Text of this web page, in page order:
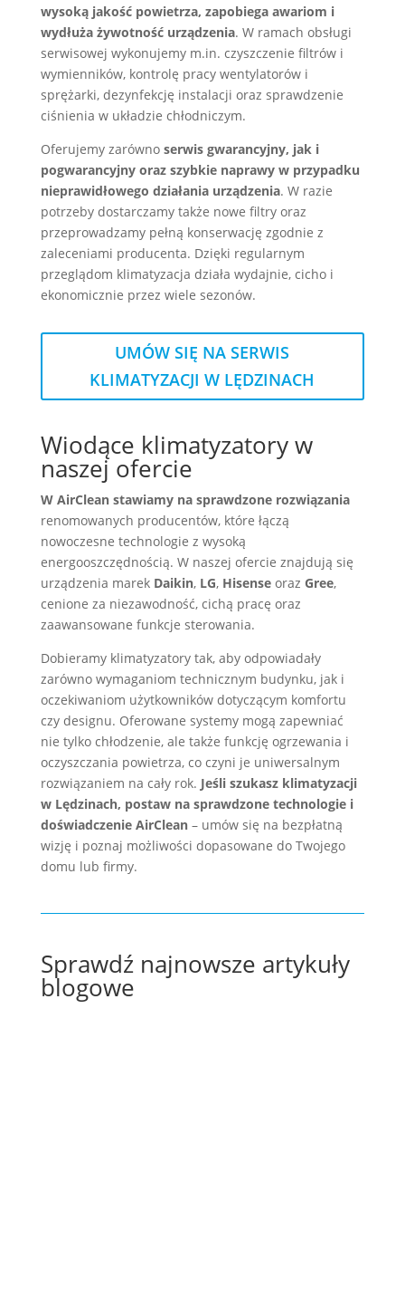
wysoką jakość powietrza, zapobiega awariom i
wydłuża żywotność urządzenia. W ramach obsługi
serwisowej wykonujemy m.in. czyszczenie filtrów i
wymienników, kontrolę pracy wentylatorów i
sprężarki, dezynfekcję instalacji oraz sprawdzenie
ciśnienia w układzie chłodniczym.
Oferujemy zarówno serwis gwarancyjny, jak i
pogwarancyjny oraz szybkie naprawy w przypadku
nieprawidłowego działania urządzenia. W razie
potrzeby dostarczamy także nowe filtry oraz
przeprowadzamy pełną konserwację zgodnie z
zaleceniami producenta. Dzięki regularnym
przeglądom klimatyzacja działa wydajnie, cicho i
ekonomicznie przez wiele sezonów.
UMÓW SIĘ NA SERWIS
KLIMATYZACJI W LĘDZINACH
Wiodące klimatyzatory w
naszej ofercie
W AirClean stawiamy na sprawdzone rozwiązania
renomowanych producentów, które łączą
nowoczesne technologie z wysoką
energooszczędnością. W naszej ofercie znajdują się
urządzenia marek Daikin, LG, Hisenseoraz Gree,
cenione za niezawodność, cichą pracę oraz
zaawansowane funkcje sterowania.
Dobieramy klimatyzatory tak, aby odpowiadały
zarówno wymaganiom technicznym budynku, jak i
oczekiwaniom użytkowników dotyczącym komfortu
czy designu. Oferowane systemy mogą zapewniać
nie tylko chłodzenie, ale także funkcję ogrzewania i
oczyszczania powietrza, co czyni je uniwersalnym
rozwiązaniem na cały rok. Jeśli szukasz klimatyzacji
w Lędzinach, postaw na sprawdzone technologie i
doświadczenie AirClean– umów się na bezpłatną
wizję i poznaj możliwości dopasowane do Twojego
domu lub firmy.
Sprawdź najnowsze artykuły
blogowe